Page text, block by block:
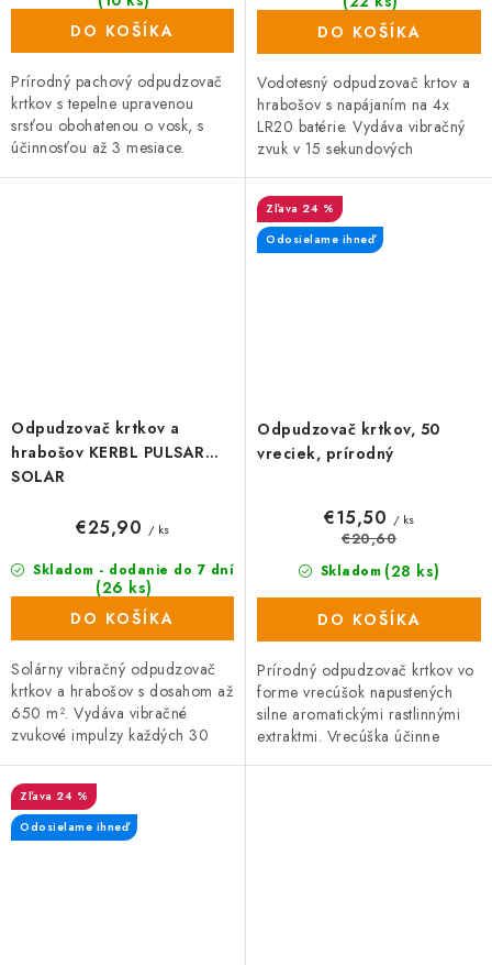
DO KOŠÍKA
Prírodný pachový odpudzovač
krtkov s tepelne upravenou
srsťou obohatenou o vosk, s
účinnosťou až 3 mesiace.
DO KOŠÍKA
Vodotesný odpudzovač krtov a
hrabošov s napájaním na 4x
LR20 batérie. Vydáva vibračný
zvuk v 15 sekundových
650 m² (dosah cca 30 m v
polomere)....
Odpudzovač krtkov a
hrabošov KERBL PULSAR
SOLAR
Skladom - dodanie do 7 dní
(26 ks)
€25,90 / ks
DO KOŠÍKA
Solárny vibračný odpudzovač
krtkov a hrabošov s dosahom až
650 m². Vydáva vibračné
zvukové impulzy každých 30
batérií. Ideálne riešenie pre
dlhodobú...
Odpudzovač krtkov, 50
vreciek, prírodný
24 %
Odosielame ihneď
Skladom (28 ks)
€15,50 / ks
€20,60
DO KOŠÍKA
Prírodný odpudzovač krtkov vo
forme vrecúšok napustených
silne aromatickými rastlinnými
extraktmi. Vrecúška účinne
24 %
Odosielame ihneď